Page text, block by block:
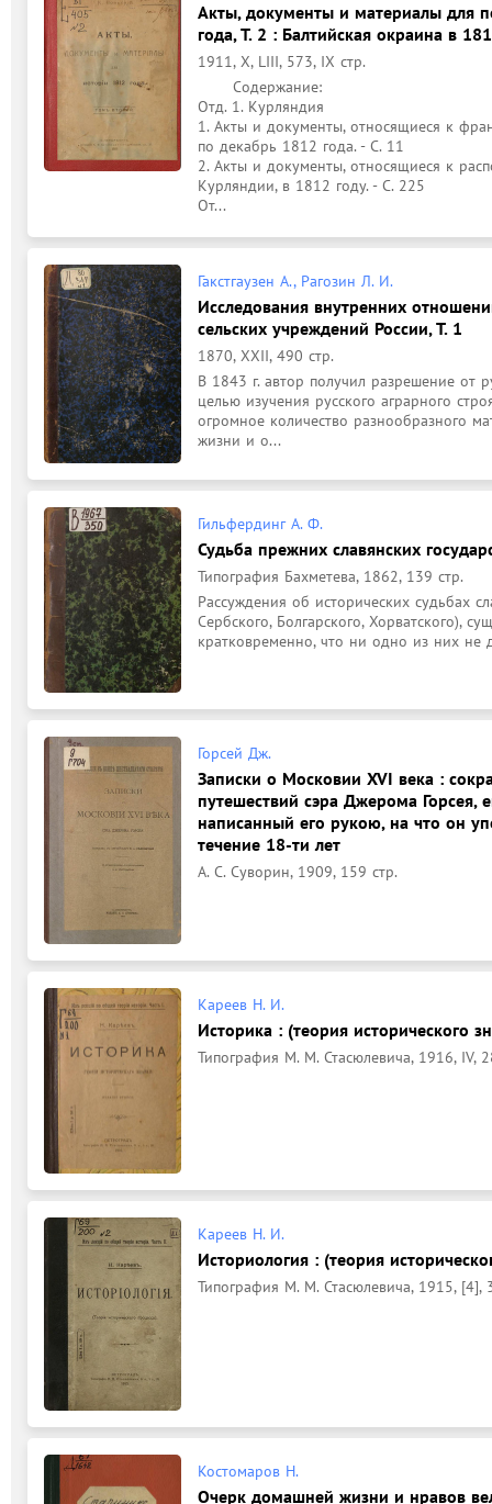
Акты, документы и материалы для
года, Т. 2 : Балтийская окраина в
1911, X, LIII, 573, IX стр.
Отд. 1. Курляндия
1. Акты и документы, относящиеся к
по декабрь 1812 года. - С. 11
2. Акты и документы, относящиеся к
Курляндии, в 1812 году. - С. 225
От...
Гакстгаузен А., Рагозин Л. И.
Исследования внутренних
сельских учреждений России, Т. 1
1870, XXII, 490 стр.
В 1843 г. автор получил разрешение от
целью изучения русского аграрного
огромное количество разнообразного
жизни и о...
Гильфердинг А. Ф.
Судьба прежних славянских
Типография Бахметева, 1862, 139 стр.
Рассуждения об исторических судьбах
Сербского, Болгарского, Хорватского),
кратковременно, что ни одно из них не
Горсей Дж.
Записки о Московии XVI века :
путешествий сэра Джерома Горсея,
написанный его рукою, на что он
течение 18-ти лет
А. С. Суворин, 1909, 159 стр.
Кареев Н. И.
Историка : (теория исторического
Типография М. М. Стасюлевича, 1916, IV,
Кареев Н. И.
Историология : (теория
Типография М. М. Стасюлевича, 1915, [4],
Костомаров Н.
Очерк домашней жизни и нравов